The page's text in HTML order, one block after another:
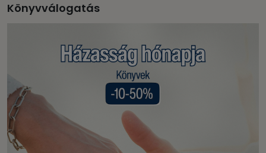
Könyvválogatás